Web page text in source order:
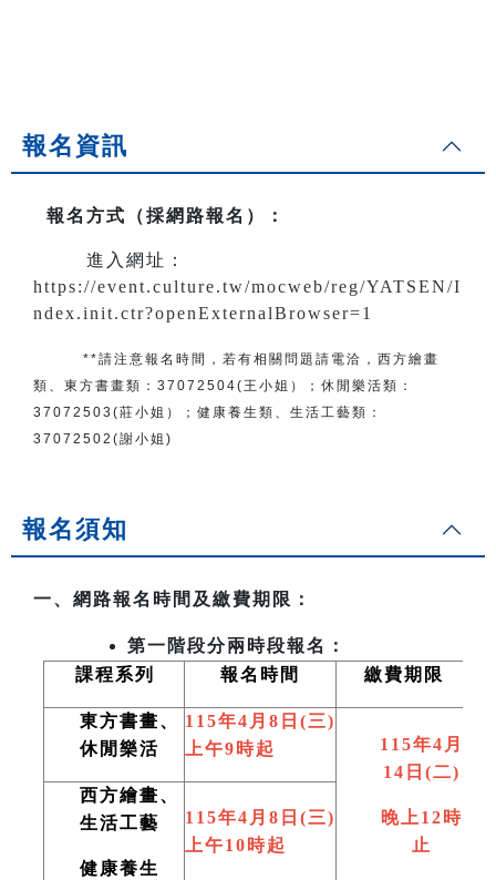
報名資訊
報名方式（採網路報名） ：
進入網址：
https://event.culture.tw/mocweb/reg/YATSEN/I
ndex.init.ctr?openExternalBrowser=1
**請注意報名時間，若有相關問題 請電洽 ， 西方繪畫
類、東方書畫類： 37072504(王小姐） ； 休閒樂活類：
37072503(莊小姐）； 健康養生類、生活工藝類：
37072502(謝小姐)
報名須知
一、網路報名時間及繳費期限：
第一階段分兩時段報名：
課程系列
報名時間 繳費期限
東方書畫、
休閒樂活
115年4月8日(三)
上午9時起
115年4月
14日(二)
晚上12時
止
西方繪畫、
生活工藝
健康養生
115年4月8日(三)
上午10時起